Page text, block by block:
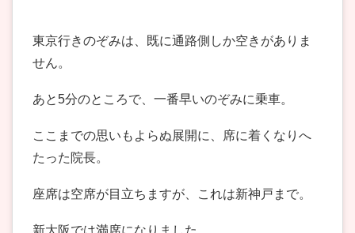
東京行きのぞみは、既に通路側しか空きがありま
せん。
あと5分のところで、一番早いのぞみに乗車。
ここまでの思いもよらぬ展開に、席に着くなりへ
たった院長。
座席は空席が目立ちますが、これは新神戸まで。